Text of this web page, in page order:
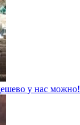
у нас можно!